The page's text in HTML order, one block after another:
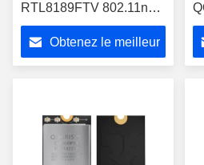
RTL8189FTV 802.11n
Wifi de SDIO Reaeltek
WiFi Obtenez le meilleur